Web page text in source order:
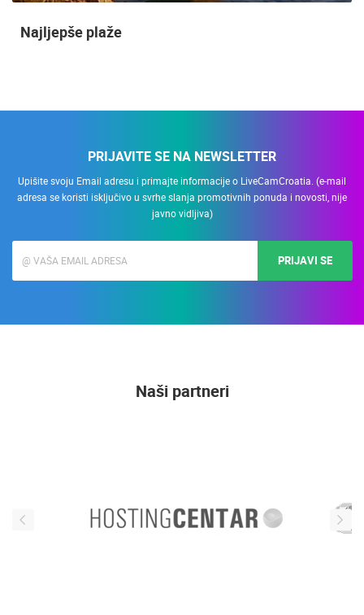
Najljepše plaže
PRIJAVITE SE NA NEWSLETTER
Upišite svoju Email adresu i primajte informacije o LiveCamCroatia. (e-mail
adresa se koristi isključivo u svrhe slanja promotivnih ponuda i novosti, nije
javno vidljiva)
PRIJAVI SE
Naši partneri